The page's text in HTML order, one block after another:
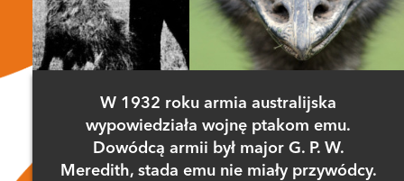
W 1932 roku armia australijska
wypowiedziała wojnę ptakom emu.
Dowódcą armii był major G. P. W.
Meredith, stada emu nie miały przywódcy.